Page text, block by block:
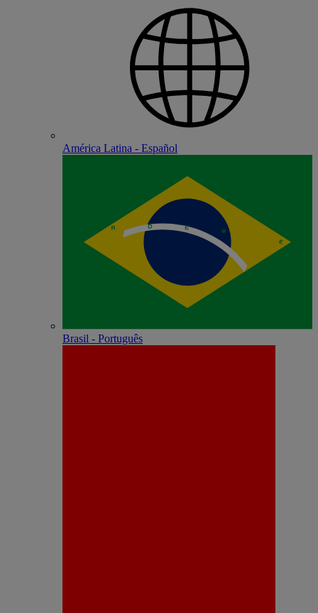
América Latina - Español
Brasil - Português